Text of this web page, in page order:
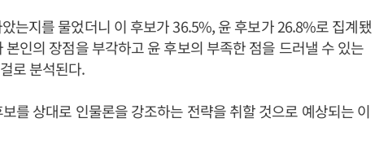
는지를 물었더니 이 후보가 36.5%, 윤 후보가 26.8%로 집계됐
인의 장점을 부각하고 윤 후보의 부족한 점을 드러낼 수 있는
로 분석된다.
를 상대로 인물론을 강조하는 전략을 취할 것으로 예상되는 이